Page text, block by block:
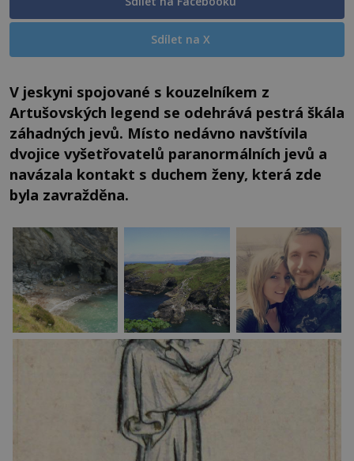
Sdílet na X
V jeskyni spojované s kouzelníkem z
Artušovských legend se odehrává pestrá škála
záhadných jevů. Místo nedávno navštívila
dvojice vyšetřovatelů paranormálních jevů a
navázala kontakt s duchem ženy, která zde
byla zavražděna.